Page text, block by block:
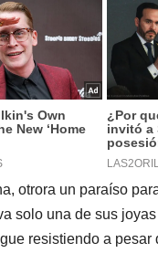
otrora un paraíso
solo una de sus
resistiendo a pesar